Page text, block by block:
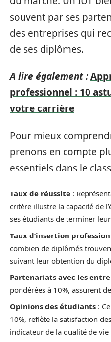
souvent par ses
des entreprises qui
de ses diplômes.
A lire également :
professionnel : 10
votre carrière
Pour mieux
prenons en compte
Taux de réussite :
critère illustre la capacité de
ses étudiants de terminer
Taux d’insertion
combien de diplômés
suivant leur obtention du
Partenariats avec les
pondérées à 10%, assurent
Opinions des étudiants :
10%, reflète la satisfaction
indicateur de la qualité de vie